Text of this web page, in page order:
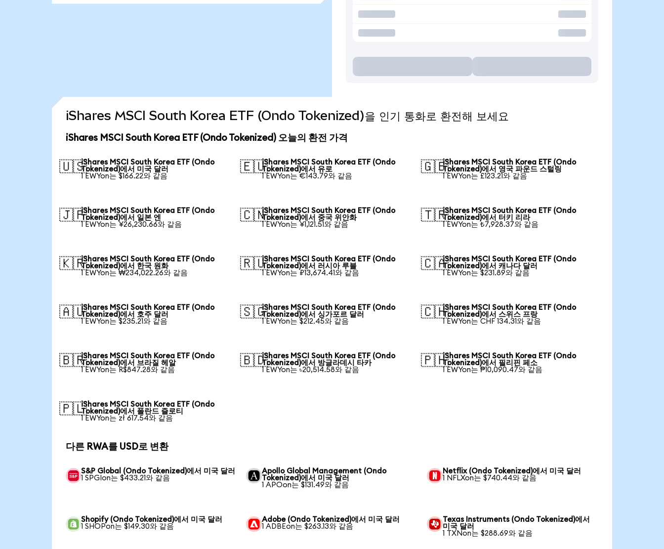
iShares MSCI South Korea ETF (Ondo Tokenized)을 인기 통화로 환전해 보세요
iShares MSCI South Korea ETF (Ondo Tokenized) 오늘의 환전 가격
🇺🇸iShares MSCI South Korea ETF (Ondo
Tokenized)에서 미국 달러
1 EWYon는 $166.22와 같음
🇪🇺iShares MSCI South Korea ETF (Ondo
Tokenized)에서 유로
1 EWYon는 €143.79와 같음
🇬🇧iShares MSCI South Korea ETF (Ondo
Tokenized)에서 영국 파운드 스털링
1 EWYon는 £123.21와 같음
🇯🇵iShares MSCI South Korea ETF (Ondo
Tokenized)에서 일본 엔
1 EWYon는 ¥26,230.66와 같음
🇨🇳iShares MSCI South Korea ETF (Ondo
Tokenized)에서 중국 위안화
1 EWYon는 ¥1,121.51와 같음
🇹🇷iShares MSCI South Korea ETF (Ondo
Tokenized)에서 터키 리라
1 EWYon는 ₺7,928.37와 같음
🇰🇷iShares MSCI South Korea ETF (Ondo
Tokenized)에서 한국 원화
1 EWYon는 ₩234,022.26와 같음
🇷🇺iShares MSCI South Korea ETF (Ondo
Tokenized)에서 러시아 루블
1 EWYon는 ₽13,674.41와 같음
🇨🇦iShares MSCI South Korea ETF (Ondo
Tokenized)에서 캐나다 달러
1 EWYon는 $231.89와 같음
🇦🇺iShares MSCI South Korea ETF (Ondo
Tokenized)에서 호주 달러
1 EWYon는 $235.21와 같음
🇸🇬iShares MSCI South Korea ETF (Ondo
Tokenized)에서 싱가포르 달러
1 EWYon는 $212.45와 같음
🇨🇭iShares MSCI South Korea ETF (Ondo
Tokenized)에서 스위스 프랑
1 EWYon는 CHF 134.31와 같음
🇧🇷iShares MSCI South Korea ETF (Ondo
Tokenized)에서 브라질 헤알
1 EWYon는 R$847.28와 같음
🇧🇩iShares MSCI South Korea ETF (Ondo
Tokenized)에서 방글라데시 타카
1 EWYon는 ৳20,514.58와 같음
🇵🇭iShares MSCI South Korea ETF (Ondo
Tokenized)에서 필리핀 페소
1 EWYon는 ₱10,090.47와 같음
🇵🇱iShares MSCI South Korea ETF (Ondo
Tokenized)에서 폴란드 즐로티
1 EWYon는 zł 617.54와 같음
다른 RWA를 USD로 변환
S&P Global (Ondo Tokenized)에서 미국 달러
1 SPGIon는 $433.21와 같음
Apollo Global Management (Ondo
Tokenized)에서 미국 달러
1 APOon는 $131.49와 같음
Netflix (Ondo Tokenized)에서 미국 달러
1 NFLXon는 $740.44와 같음
Shopify (Ondo Tokenized)에서 미국 달러
1 SHOPon는 $149.30와 같음
Adobe (Ondo Tokenized)에서 미국 달러
1 ADBEon는 $263.13와 같음
Texas Instruments (Ondo Tokenized)에서
미국 달러
1 TXNon는 $288.69와 같음